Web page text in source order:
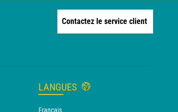
Contactez le service client
LANGUES
Français